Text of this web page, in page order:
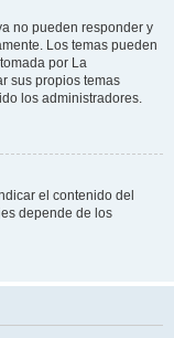
no pueden responder y
Los temas pueden
por La
sus propios temas
los administradores.
el contenido del
depende de los